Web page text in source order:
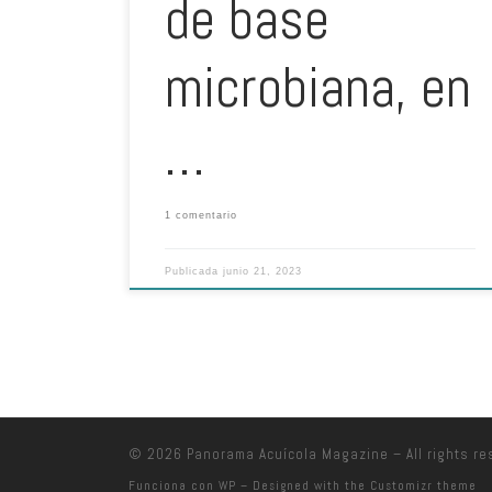
de base
microbiana, en
…
1 comentario
Publicadajunio 21, 2023
© 2026 Panorama Acuícola Magazine – All rights
Funciona con WP – Designed with the Customizr theme